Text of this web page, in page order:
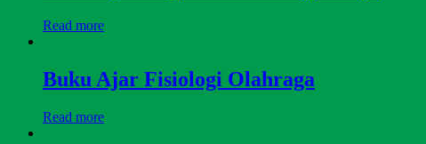
Read more
Buku Ajar Fisiologi Olahraga
Read more